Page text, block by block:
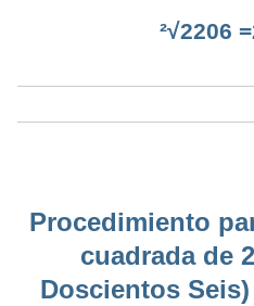
²√2206
Procedimiento
cuadrada de
Doscientos